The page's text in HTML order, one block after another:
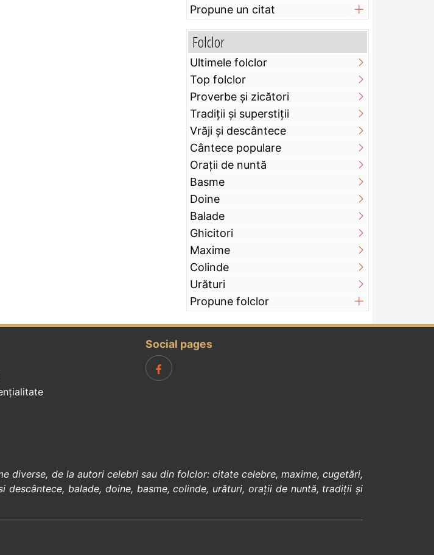
Propune un citat
Folclor
Ultimele folclor
Top folclor
Proverbe și zicători
Tradiții și superstiții
Vrăji și descântece
Cântece populare
Orații de nuntă
Basme
Doine
Balade
Ghicitori
Maxime
Colinde
Urături
Propune folclor
Social pages
diverse, de la autori celebrisau din folclor: citate celebre, maxime,cugetări,
descântece, balade, doine, basme,colinde, urături, orații de nuntă, tradiții și